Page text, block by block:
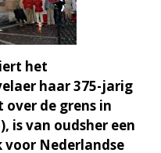
het
haar 375-jarig
de grens in
is van oudsher een
Nederlandse